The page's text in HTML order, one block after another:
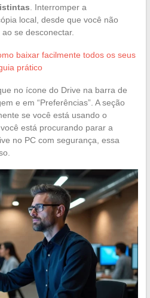
. Interromper a
local, desde que você não
se desconectar.
baixar facilmente todos os seus
prático
no ícone do Drive na barra de
e em “Preferências”. A seção
se você está usando o
está procurando parar a
no PC com segurança, essa